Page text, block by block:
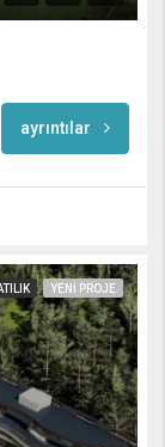
ayrıntılar
YENI PROJE